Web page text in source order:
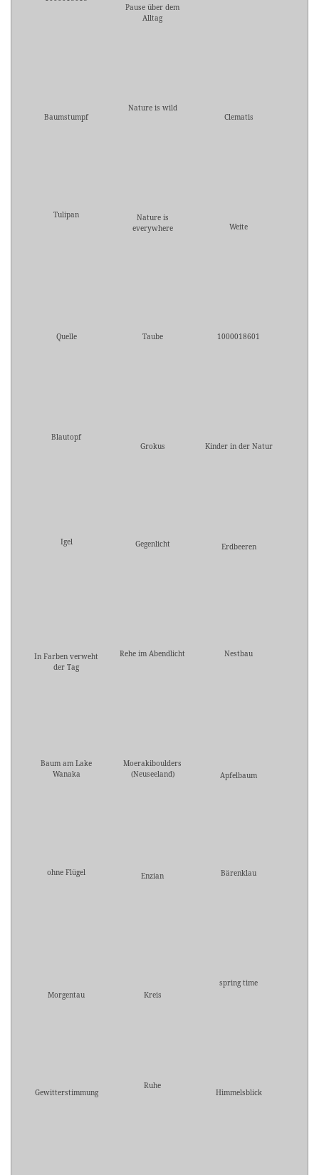
Pause über dem
Alltag
Baumstumpf
Nature is wild
Clematis
Tulipan
Nature is
everywhere
Weite
Quelle Taube 1000018601
Blautopf
Grokus
Kinder in der Natur
Igel Gegenlicht Erdbeeren
In Farben verweht
der Tag
Rehe im Abendlicht Nestbau
Baum am Lake
Wanaka
Moerakiboulders
(Neuseeland)
Apfelbaum
ohne Flügel Enzian Bärenklau
Morgentau Kreis
spring time
Gewitterstimmung
Ruhe
Himmelsblick